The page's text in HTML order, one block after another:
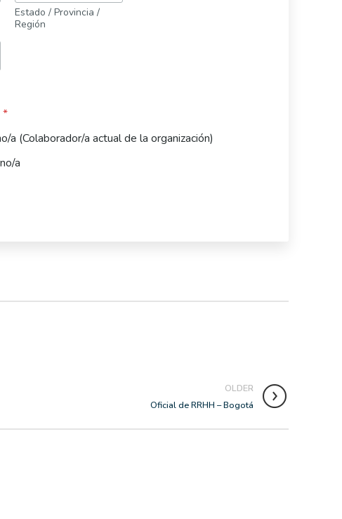
Estado / Provincia /
Región
*
a (Colaborador/a actual de la organización)
a
OLDER
Oficial de RRHH – Bogotá